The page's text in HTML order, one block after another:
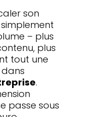
son
simplement
– plus
plus
tout une
.
passe sous